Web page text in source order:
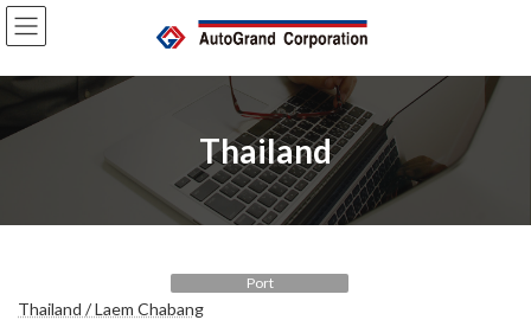
コ
ン
ン
へ
プ
ナ
ビ
ー
ョ
動
Thailand
Port
Thailand / Laem Chabang